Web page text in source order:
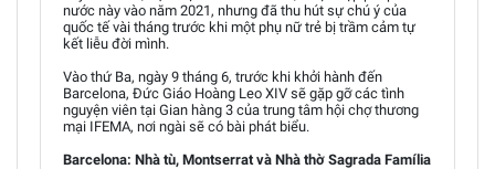
nước này vào năm 2021, nhưng đã thu hút sự chú ý của
quốc tế vài tháng trước khi một phụ nữ trẻ bị trầm cảm tự
kết liễu đời mình.
Vào thứ Ba, ngày 9 tháng 6, trước khi khởi hành đến
Barcelona, Đức Giáo Hoàng Leo XIV sẽ gặp gỡ các tình
nguyện viên tại Gian hàng 3 của trung tâm hội chợ thương
mại IFEMA, nơi ngài sẽ có bài phát biểu.
Barcelona: Nhà tù, Montserrat và Nhà thờ Sagrada Família